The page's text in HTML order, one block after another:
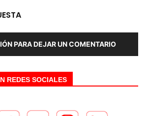
PARA DEJAR UN COMENTARIO
REDES SOCIALES